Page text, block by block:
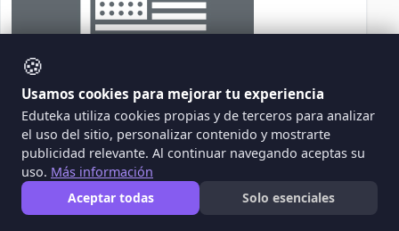
🍪
Usamos cookies para mejorar tu experiencia
Eduteka utiliza cookies propias y de terceros para analizar
el uso del sitio, personalizar contenido y mostrarte
publicidad relevante. Al continuar navegando aceptas su
uso. Más información
Aceptar todas
Solo esenciales